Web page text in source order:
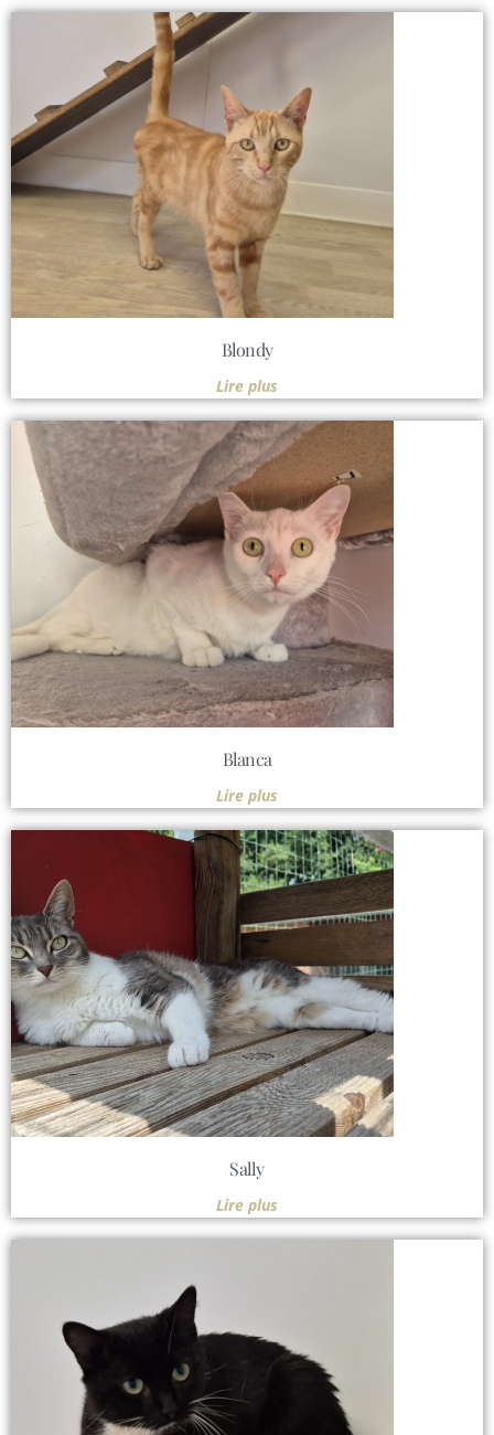
Blondy
Lire plus
Blanca
Lire plus
Sally
Lire plus